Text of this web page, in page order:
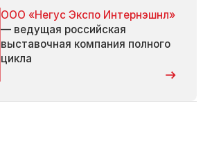
ООО «Негус Экспо Интернэшнл»
— ведущая российская
выставочная компания полного
цикла